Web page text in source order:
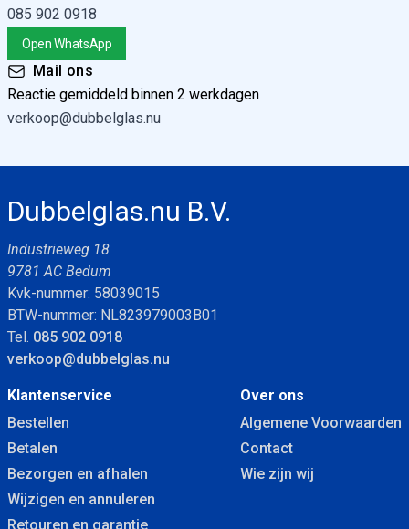
085 902 0918
Open WhatsApp
Mail ons
Reactie gemiddeld binnen 2 werkdagen
verkoop@dubbelglas.nu
Dubbelglas.nu B.V.
Industrieweg 18
9781 AC Bedum
Kvk-nummer: 58039015
BTW-nummer: NL823979003B01
Tel. 085 902 0918
verkoop@dubbelglas.nu
Klantenservice
Bestellen
Betalen
Bezorgen en afhalen
Wijzigen en annuleren
Retouren en garantie
Over ons
Algemene Voorwaarden
Contact
Wie zijn wij